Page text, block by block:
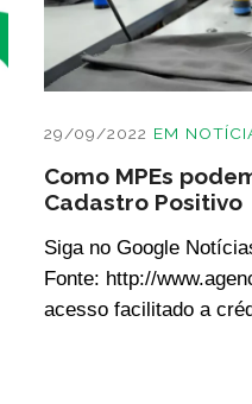
29/09/2022 EM
Como MPEs
Cadastro Positivo
Siga no Google
Fonte: http://
acesso facilitado a